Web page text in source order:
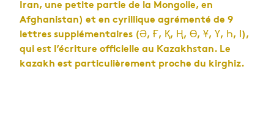
Iran, une petite partie de la Mongolie, en
Afghanistan) et en cyrillique agrémenté de 9
lettres supplémentaires (Ә, Ғ, Қ, Ң, Ө, Ұ, Ү, Һ, І),
qui est l’écriture officielle au Kazakhstan. Le
kazakh est particulièrement proche du kirghiz.